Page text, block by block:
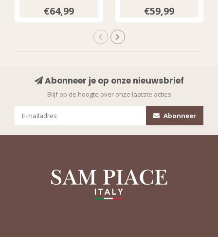
€64,99 €59,99
Abonneer je op onze nieuwsbrief
Blijf op de hoogte over onze laatste acties
Abonneer